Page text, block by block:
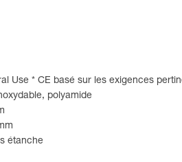
Use * CE basé sur les exigences
polyamide
étanche